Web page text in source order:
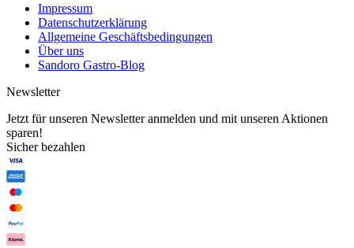
Impressum
Datenschutzerklärung
Allgemeine Geschäftsbedingungen
Über uns
Sandoro Gastro-Blog
Newsletter
Jetzt für unseren Newsletter anmelden und mit unseren Aktionen
sparen!
Sicher bezahlen